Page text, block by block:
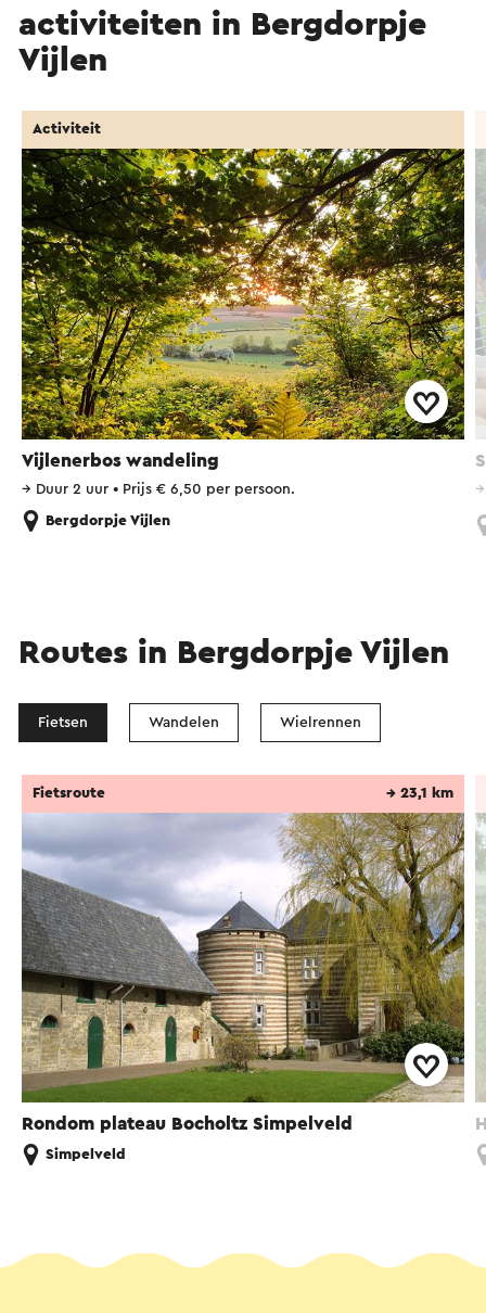
activiteiten in Bergdorpje
Vijlen
Vijlenerbos wandeling
Activiteit
→ Duur 2 uur • Prijs € 6,50 per persoon.
Bergdorpje Vijlen
Routes in Bergdorpje Vijlen
Fietsen Wandelen Wielrennen
Rondom plateau Bocholtz Simpelveld
Fietsroute → 23,1 km
Simpelveld